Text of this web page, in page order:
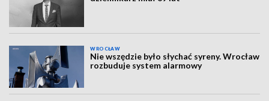
WROCŁAW
Nie wszędzie było słychać syreny. Wrocław
rozbuduje system alarmowy